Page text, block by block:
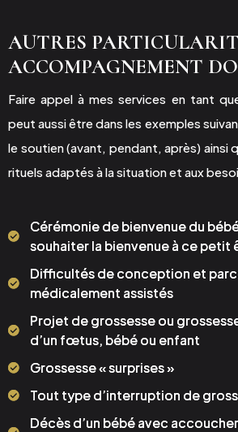
AUTRES
ACCOMPAGNEMENT
Faire appel à mes services en tant
peut aussi être dans les exemples
le soutien (avant, pendant, après) ainsi
rituels adaptés à la situation et aux
Cérémonie de bienvenue du
souhaiter la bienvenue à ce petit
Difficultés de conception et
médicalement assistés
Projet de grossesse ou
d’un fœtus, bébé ou enfant
Grossesse « surprises »
Tout type d’interruption de
Décès d’un bébé avec